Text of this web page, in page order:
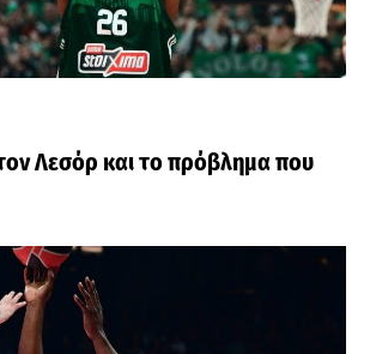
Λεσόρ και το πρόβλημα που